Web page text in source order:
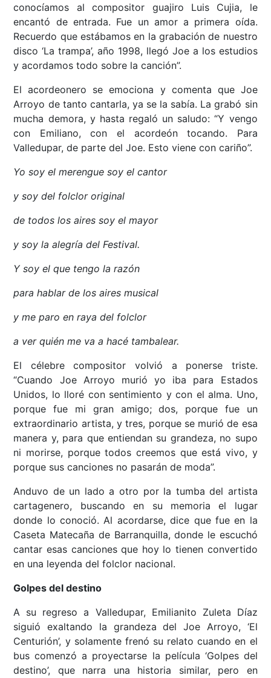
conocíamos al compositor guajiro Luis Cujia, le
encantó de entrada. Fue un amor a primera oída.
Recuerdo que estábamos en la grabación de nuestro
disco ‘La trampa’, año 1998, llegó Joe a los estudios
y acordamos todo sobre la canción”.
El acordeonero se emociona y comenta que Joe
Arroyo de tanto cantarla, ya se la sabía. La grabó sin
mucha demora, y hasta regaló un saludo: “Y vengo
con Emiliano, con el acordeón tocando. Para
Valledupar, de parte del Joe. Esto viene con cariño”.
Yo soy el merengue soy el cantor
y soy del folclor original
de todos los aires soy el mayor
y soy la alegría del Festival.
Y soy el que tengo la razón
para hablar de los aires musical
y me paro en raya del folclor
a ver quién me va a hacé tambalear.
El célebre compositor volvió a ponerse triste.
“Cuando Joe Arroyo murió yo iba para Estados
Unidos, lo lloré con sentimiento y con el alma. Uno,
porque fue mi gran amigo; dos, porque fue un
extraordinario artista, y tres, porque se murió de esa
manera y, para que entiendan su grandeza, no supo
ni morirse, porque todos creemos que está vivo, y
porque sus canciones no pasarán de moda”.
Anduvo de un lado a otro por la tumba del artista
cartagenero, buscando en su memoria el lugar
donde lo conoció. Al acordarse, dice que fue en la
Caseta Matecaña de Barranquilla, donde le escuchó
cantar esas canciones que hoy lo tienen convertido
en una leyenda del folclor nacional.
Golpes del destino
A su regreso a Valledupar, Emilianito Zuleta Díaz
siguió exaltando la grandeza del Joe Arroyo, ‘El
Centurión’, y solamente frenó su relato cuando en el
bus comenzó a proyectarse la película ‘Golpes del
destino’, que narra una historia similar, pero en